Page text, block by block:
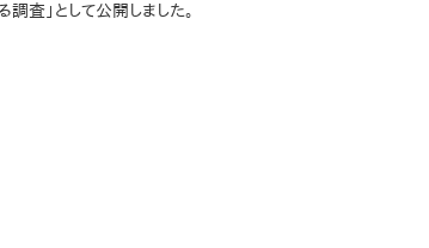
査」として公開しました。